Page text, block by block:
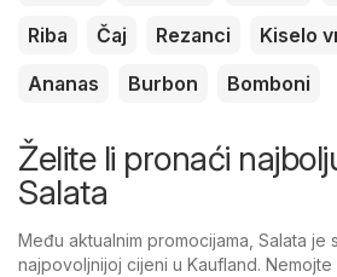
Riba
Čaj Rezanci Kiselo
Ananas
Burbon Bomboni
Želite li pronaći
Salata
Među aktualnim promocijama, Salata je
najpovoljnijoj cijeni u Kaufland.